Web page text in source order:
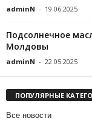
adminN - 19.06.2025
Подсолнечное
Молдовы
adminN - 22.05.2025
ПОПУЛЯРНЫЕ
Все новости